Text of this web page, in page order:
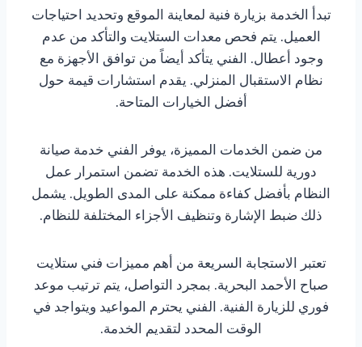
تبدأ الخدمة بزيارة فنية لمعاينة الموقع وتحديد احتياجات
العميل. يتم فحص معدات الستلايت والتأكد من عدم
وجود أعطال. الفني يتأكد أيضاً من توافق الأجهزة مع
نظام الاستقبال المنزلي. يقدم استشارات قيمة حول
أفضل الخيارات المتاحة.
من ضمن الخدمات المميزة، يوفر الفني خدمة صيانة
دورية للستلايت. هذه الخدمة تضمن استمرار عمل
النظام بأفضل كفاءة ممكنة على المدى الطويل. يشمل
ذلك ضبط الإشارة وتنظيف الأجزاء المختلفة للنظام.
تعتبر الاستجابة السريعة من أهم مميزات فني ستلايت
صباح الأحمد البحرية. بمجرد التواصل، يتم ترتيب موعد
فوري للزيارة الفنية. الفني يحترم المواعيد ويتواجد في
الوقت المحدد لتقديم الخدمة.